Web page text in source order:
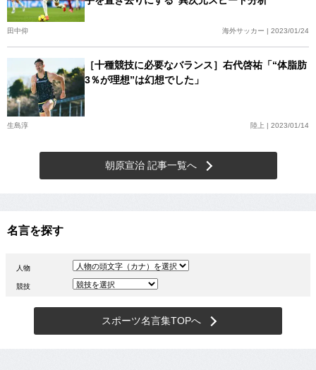
田中仰 海外サッカー | 2023/01/24
［十種競技に必要なバランス］右代啓祐「“体脂肪
3％が理想”は幻想でした」
生島淳 陸上 | 2023/01/14
朝原宣治 記事一覧へ
名言を探す
人物
競技
スポーツ名言集TOPへ